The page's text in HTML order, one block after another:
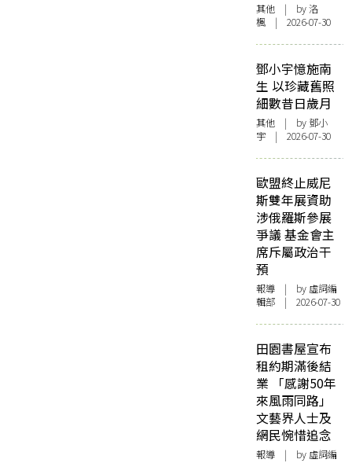
其他 | by洛
楓 | 2026-07-30
鄧小宇憶施南
生 以珍藏舊照
細數昔日歲月
其他 | by 鄧小
宇 | 2026-07-30
歐盟終止威尼
斯雙年展資助
涉俄羅斯參展
爭議 基金會主
席斥屬政治干
預
報導 | by 虛詞編
輯部 | 2026-07-30
田園書屋宣布
租約期滿後結
業 「感謝50年
來風雨同路」
文藝界人士及
網民惋惜追念
報導 | by 虛詞編